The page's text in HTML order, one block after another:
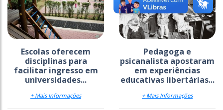
Escolas oferecem
disciplinas para
facilitar ingresso em
universidades...
+ Mais Informações
Pedagoga e
psicanalista apostaram
em experiências
educativas libertárias...
+ Mais Informações